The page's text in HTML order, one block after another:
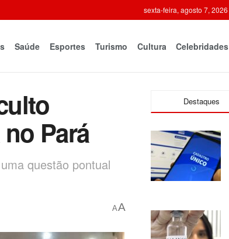
sexta-feira, agosto 7, 2026
Saúde Esportes Turismo Cultura Celebridades
Pará
questão pontual
AA
Destaques